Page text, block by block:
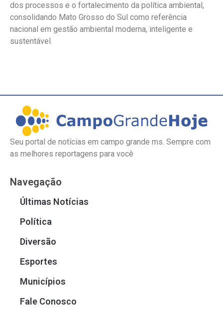
dos processos e o fortalecimento da política ambiental,
consolidando Mato Grosso do Sul como referência
nacional em gestão ambiental moderna, inteligente e
sustentável.
Seu portal de notícias em campo grande ms. Sempre com
as melhores reportagens para você
Navegação
Últimas Notícias
Política
Diversão
Esportes
Municípios
Fale Conosco